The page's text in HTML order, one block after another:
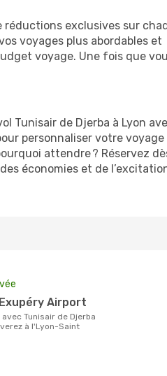
réductions exclusives sur
voyages plus abordables et
voyage. Une fois que
Tunisair de Djerba à Lyon
personnaliser votre voyage
attendre ? Réservez
économies et de
Airport
à l'Lyon-Saint